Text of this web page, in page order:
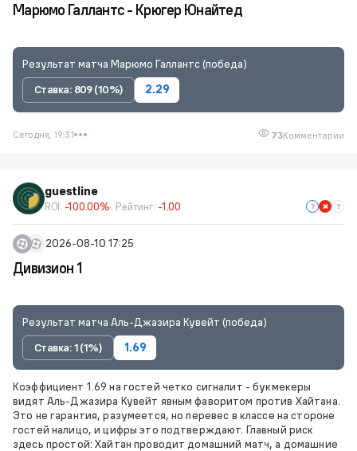
Марюмо Галлантс - Крюгер Юнайтед
Результат матча Марюмо Галлантс (победа)
Ставка: 809 (10%)
2.29
Сегодня, 19:31 73Комментарии
guestline
ROI: -100.00% Рейтинг: -1.00
2026-08-10 17:25
Дивизион 1
Результат матча Аль-Джазира Кувейт (победа)
Ставка: 1 (1%)
1.69
Коэффициент 1.69 на гостей четко сигналит - букмекеры
видят Аль-Джазира Кувейт явным фаворитом против Хайтана.
Это не гарантия, разумеется, но перевес в классе на стороне
гостей налицо, и цифры это подтверждают. Главный риск
здесь простой: Хайтан проводит домашний матч, а домашние